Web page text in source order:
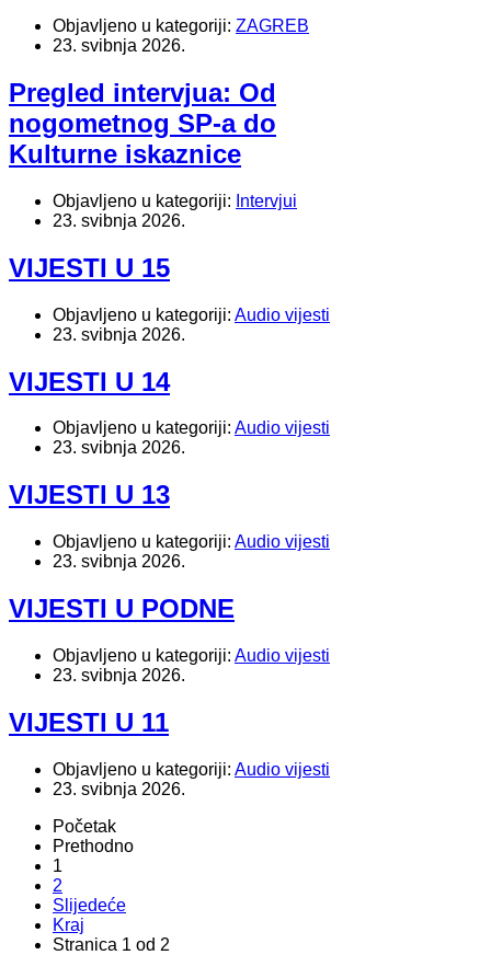
Objavljeno u kategoriji: ZAGREB
23. svibnja 2026.
Pregled intervjua: Od
nogometnog SP-a do
Kulturne iskaznice
Objavljeno u kategoriji: Intervjui
23. svibnja 2026.
VIJESTI U 15
Objavljeno u kategoriji: Audio vijesti
23. svibnja 2026.
VIJESTI U 14
Objavljeno u kategoriji: Audio vijesti
23. svibnja 2026.
VIJESTI U 13
Objavljeno u kategoriji: Audio vijesti
23. svibnja 2026.
VIJESTI U PODNE
Objavljeno u kategoriji: Audio vijesti
23. svibnja 2026.
VIJESTI U 11
Objavljeno u kategoriji: Audio vijesti
23. svibnja 2026.
Početak
Prethodno
1
2
Slijedeće
Kraj
Stranica 1 od 2